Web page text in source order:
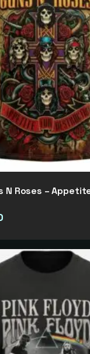
N Roses –